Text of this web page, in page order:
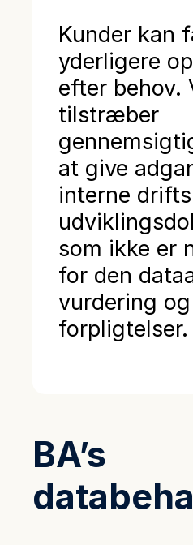
Kunder kan
yderligere
efter behov.
tilstræber
at give
interne
som ikke er
for den
vurdering og
forpligtelser.
BA’s